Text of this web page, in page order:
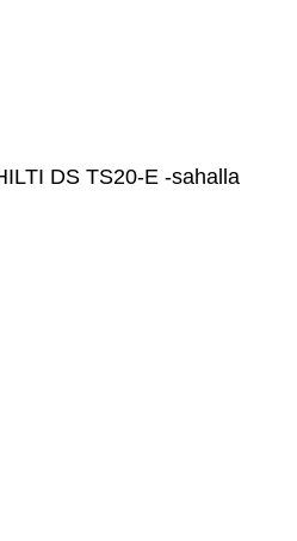
DS TS20-E -sahalla